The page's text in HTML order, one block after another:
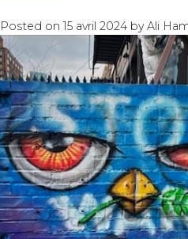
Posted on15 avril 2024 byAli